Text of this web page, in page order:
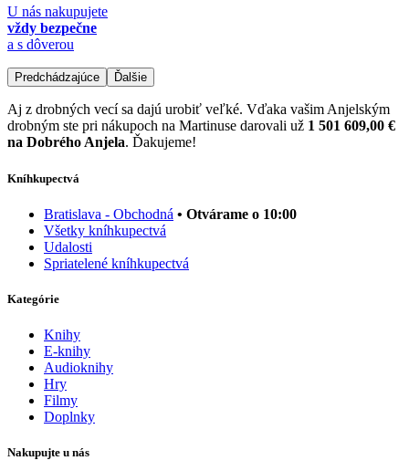
U nás nakupujete
vždy bezpečne
a s dôverou
Predchádzajúce Ďalšie
Aj z drobných vecí sa dajú urobiť veľké. Vďaka vašim Anjelským
drobným ste pri nákupoch na Martinuse darovali už 1 501 609,00 €
na Dobrého Anjela. Ďakujeme!
Kníhkupectvá
Bratislava - Obchodná • Otvárame o 10:00
Všetky kníhkupectvá
Udalosti
Spriatelené kníhkupectvá
Kategórie
Knihy
E-knihy
Audioknihy
Hry
Filmy
Doplnky
Nakupujte u nás